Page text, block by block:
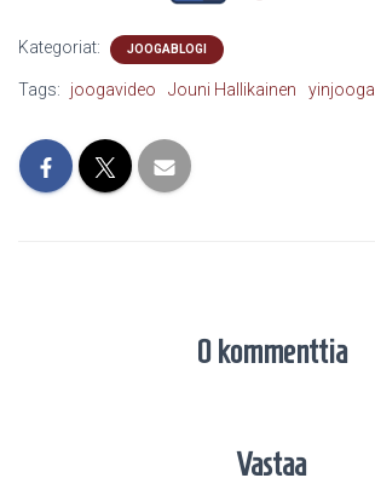
Kategoriat: JOOGABLOGI
Tags: joogavideo Jouni Hallikainen yinjooga
0 kommenttia
Vastaa